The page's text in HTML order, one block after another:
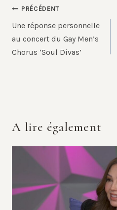
Navigation
de
l’article
PRÉCÉDENT
Une réponse personnelle
au concert du Gay Men’s
Chorus ‘Soul Divas’
A lire également